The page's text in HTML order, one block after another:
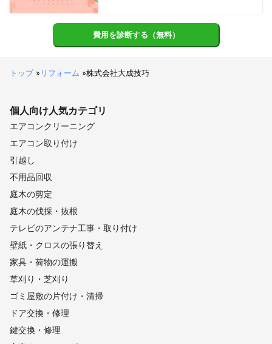
費用を診断する（無料）
トップ» リフォーム »株式会社大成技巧
個人向け人気カテゴリ
エアコンクリーニング
エアコン取り付け
引越し
不用品回収
庭木の剪定
庭木の伐採・抜根
テレビのアンテナ工事・取り付け
壁紙・クロスの張り替え
家具・荷物の運搬
草刈り・芝刈り
ゴミ屋敷の片付け・清掃
ドア交換・修理
鍵交換・修理